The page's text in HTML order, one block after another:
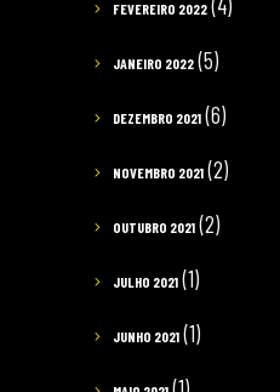
FEVEREIRO 2022
JANEIRO 2022 (5)
DEZEMBRO 2021 (6)
NOVEMBRO 2021 (2)
OUTUBRO 2021 (2)
JULHO 2021 (1)
JUNHO 2021 (1)